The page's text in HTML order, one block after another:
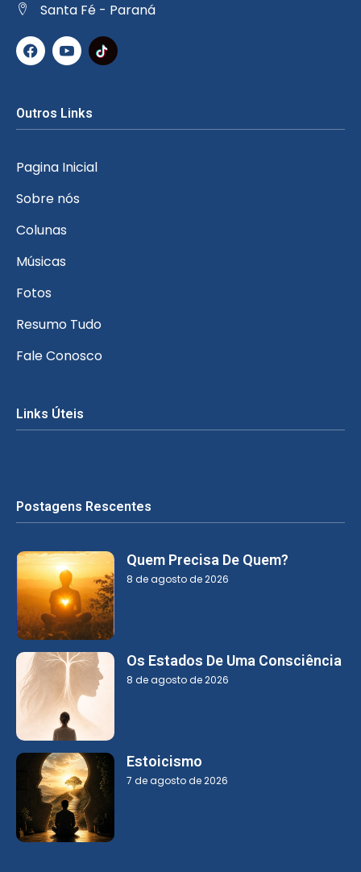
Santa Fé - Paraná
Outros Links
Pagina Inicial
Sobre nós
Colunas
Músicas
Fotos
Resumo Tudo
Fale Conosco
Links Úteis
Postagens Rescentes
Quem Precisa De Quem?
8 de agosto de 2026
Os Estados De Uma Consciência
8 de agosto de 2026
Estoicismo
7 de agosto de 2026